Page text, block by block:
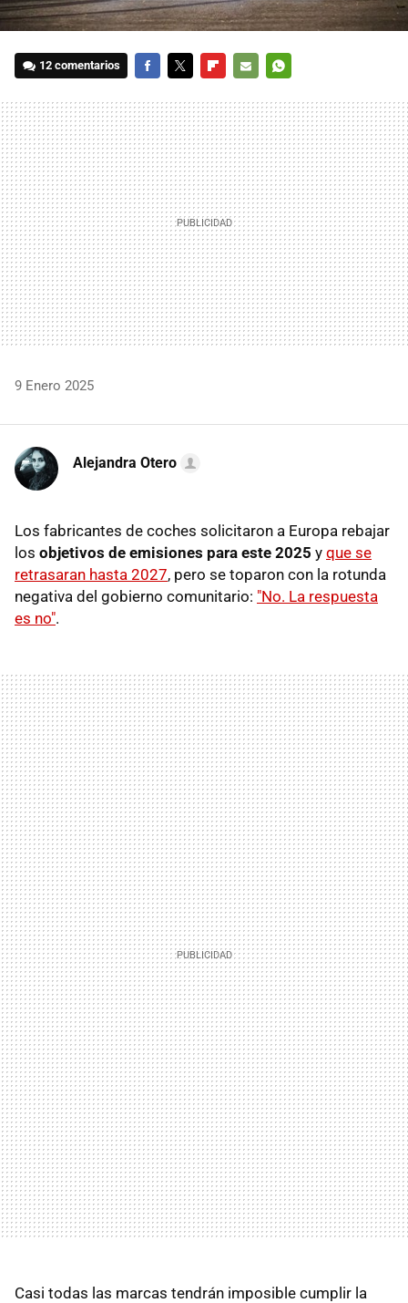
12 comentarios
MAIL
9 Enero 2025
Alejandra Otero
Los fabricantes de coches solicitaron a Europa rebajar
los objetivos de emisiones para este 2025 y que se
retrasaran hasta 2027, pero se toparon con la rotunda
negativa del gobierno comunitario: "No. La respuesta
es no".
Casi todas las marcas tendrán imposible cumplir la